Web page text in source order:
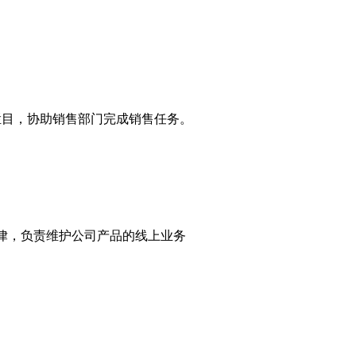
协助销售部门完成销售任务。
，负责维护公司产品的线上业务